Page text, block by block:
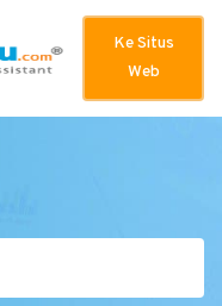
Ke Situs
Web